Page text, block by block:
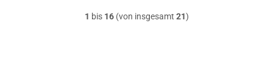
1 bis 16(von insgesamt 21)